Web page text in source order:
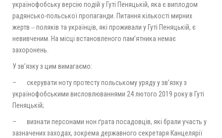
українофобську версію подій у Гуті Пеняцькій, яка є виплодом
радянсько-польської пропаганди. Питання кількості мирних
жертв ‒ поляків та українців, які проживали у Гуті Пеняцькій, є
невивченим. На місці встановленого пам’ятника немає
захоронень.
У зв’язку з цим вимагаємо:
– скерувати ноту протесту польському уряду у зв’язку з
українофобськими висловлюваннями 24 лютого 2019 року в Гуті
Пеняцькій;
– визнати персонами нон ґрата посадовців, які брали участь у
зазначених заходах, зокрема державного секретаря Канцелярії